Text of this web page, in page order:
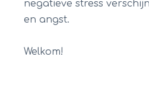
negatieve stress
en angst.
Welkom!